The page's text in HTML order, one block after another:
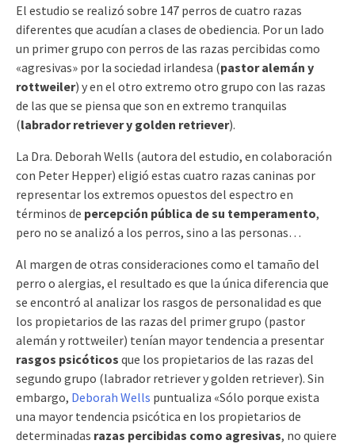
El estudio se realizó sobre 147 perros de cuatro razas
diferentes que acudían a clases de obediencia. Por un lado
un primer grupo con perros de las razas percibidas como
«agresivas» por la sociedad irlandesa (pastor alemán y
rottweiler) y en el otro extremo otro grupo con las razas
de las que se piensa que son en extremo tranquilas
(labrador retriever y golden retriever).
La Dra. Deborah Wells (autora del estudio, en colaboración
con Peter Hepper) eligió estas cuatro razas caninas por
representar los extremos opuestos del espectro en
términos de percepción pública de su temperamento,
pero no se analizó a los perros, sino a las personas…
Al margen de otras consideraciones como el tamaño del
perro o alergias, el resultado es que la única diferencia que
se encontró al analizar los rasgos de personalidad es que
los propietarios de las razas del primer grupo (pastor
alemán y rottweiler) tenían mayor tendencia a presentar
rasgos psicóticos que los propietarios de las razas del
segundo grupo (labrador retriever y golden retriever). Sin
embargo, Deborah Wells puntualiza «Sólo porque exista
una mayor tendencia psicótica en los propietarios de
determinadas razas percibidas como agresivas, no quiere